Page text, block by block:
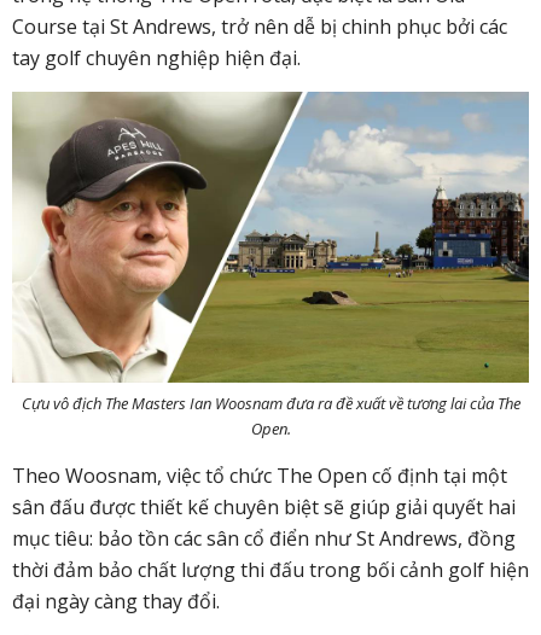
Course tại St Andrews, trở nên dễ bị chinh phục bởi các
tay golf chuyên nghiệp hiện đại.
Cựu vô địch The Masters Ian Woosnam đưa ra đề xuất về tương lai của The
Open.
Theo Woosnam, việc tổ chức The Open cố định tại một
sân đấu được thiết kế chuyên biệt sẽ giúp giải quyết hai
mục tiêu: bảo tồn các sân cổ điển như St Andrews, đồng
thời đảm bảo chất lượng thi đấu trong bối cảnh golf hiện
đại ngày càng thay đổi.